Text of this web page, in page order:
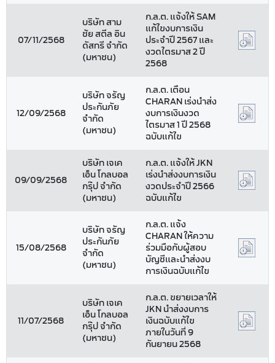
07/11/2568
บริษัท สาม
ชัย สตีล อิน
ดัสทรี จำกัด
(มหาชน)
ก.ล.ต. แจ้งให้ SAM
แก้ไขงบการเงิน
ประจำปี 2567 และ
งวดไตรมาส 2 ปี
2568
12/09/2568
บริษัท จรัญ
ประกันภัย
จำกัด
(มหาชน)
ก.ล.ต. เตือน
CHARAN เร่งนำส่ง
งบการเงินงวด
ไตรมาส 1 ปี 2568
ฉบับแก้ไข
09/09/2568
บริษัท เจเค
เอ็น โกลบอล
กรุ๊ป จำกัด
(มหาชน)
ก.ล.ต. แจ้งให้ JKN
เร่งนำส่งงบการเงิน
งวดประจำปี 2566
ฉบับแก้ไข
15/08/2568
บริษัท จรัญ
ประกันภัย
จำกัด
(มหาชน)
ก.ล.ต. แจ้ง
CHARAN ให้ความ
ร่วมมือกับผู้สอบ
บัญชีและนำส่งงบ
การเงินฉบับแก้ไข
11/07/2568
บริษัท เจเค
เอ็น โกลบอล
กรุ๊ป จำกัด
(มหาชน)
ก.ล.ต. ขยายเวลาให้
JKN นำส่งงบการ
เงินฉบับแก้ไข
ภายในวันที่ 9
กันยายน 2568